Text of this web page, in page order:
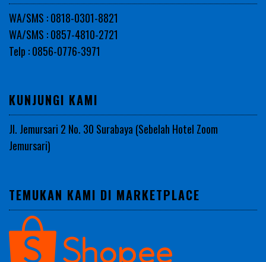
WA/SMS : 0818-0301-8821
WA/SMS : 0857-4810-2721
Telp : 0856-0776-3971
KUNJUNGI KAMI
Jl. Jemursari 2 No. 30 Surabaya (Sebelah Hotel Zoom
Jemursari)
TEMUKAN KAMI DI MARKETPLACE